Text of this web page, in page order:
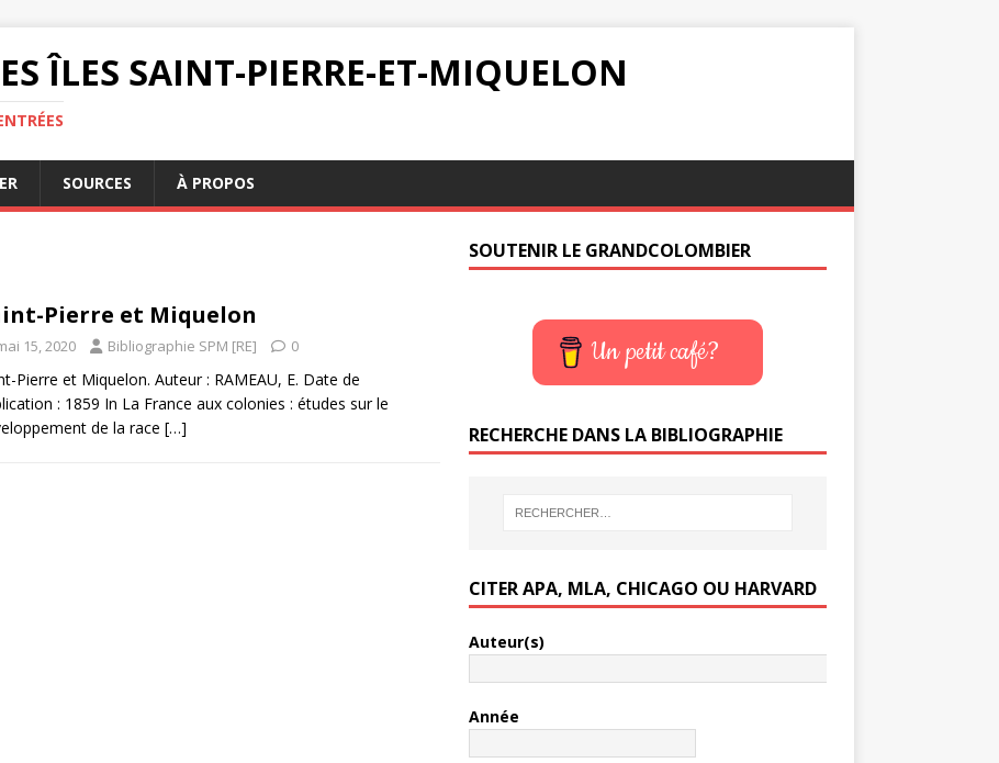
ÎLES SAINT-PIERRE-ET-MIQUELON
SOURCES À PROPOS
Pierre et Miquelon
15, 2020 Bibliographie SPM [RE] 0
Pierre et Miquelon. Auteur : RAMEAU, E. Date de
: 1859 In La France aux colonies : études sur le
de la race […]
SOUTENIR LE GRANDCOLOMBIER
Un petit café?
RECHERCHE DANS LA BIBLIOGRAPHIE
CITER APA, MLA, CHICAGO OU HARVARD
Auteur(s)
Année